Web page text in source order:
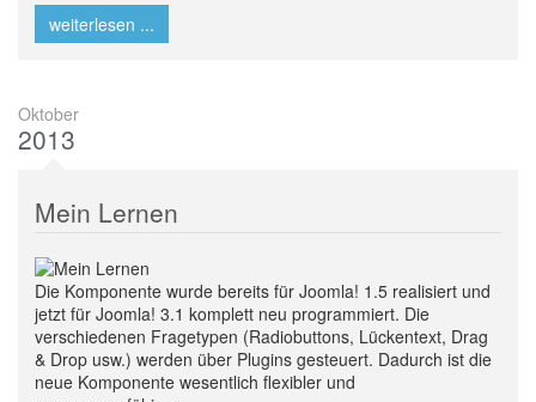
weiterlesen ...
Oktober
2013
Mein Lernen
Die Komponente wurde bereits für Joomla! 1.5 realisiert und
jetzt für Joomla! 3.1 komplett neu programmiert. Die
verschiedenen Fragetypen (Radiobuttons, Lückentext, Drag
& Drop usw.) werden über Plugins gesteuert. Dadurch ist die
neue Komponente wesentlich flexibler und